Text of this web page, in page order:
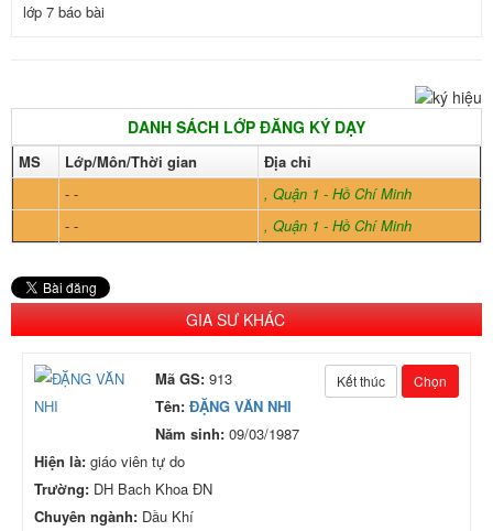
lớp 7 báo bài
DANH SÁCH LỚP ĐĂNG KÝ DẠY
MS Lớp/Môn/Thời gian
Địa chỉ
- -
, Quận 1 - Hồ Chí Minh
- -
, Quận 1 - Hồ Chí Minh
GIA SƯ KHÁC
Kết thúc Chọn
Mã GS: 913
Tên: ĐẶNG VĂN NHI
Năm sinh: 09/03/1987
Hiện là: giáo viên tự do
Trường: DH Bach Khoa ĐN
Chuyên ngành: Dầu Khí